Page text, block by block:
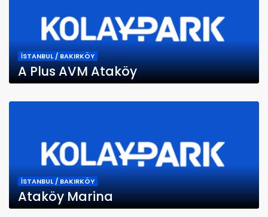
İSTANBUL / BAKIRKÖY
A Plus AVM Ataköy
İSTANBUL / BAKIRKÖY
Ataköy Marina